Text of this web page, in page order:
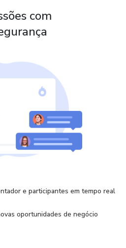
com
e participantes em tempo real
oportunidades de negócio